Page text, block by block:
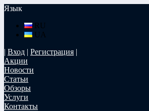
Язык
RU
UA
| Вход | Регистрация |
Акции
Новости
Статьи
Обзоры
Услуги
Контакты